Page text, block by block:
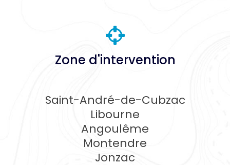
Zone d'intervention
Saint-André-de-Cubzac
Libourne
Angoulême
Montendre
Jonzac